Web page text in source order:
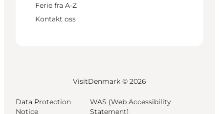
Ferie fra A-Z
Kontakt oss
VisitDenmark © 2026
Data Protection
Notice
WAS (Web Accessibility
Statement)